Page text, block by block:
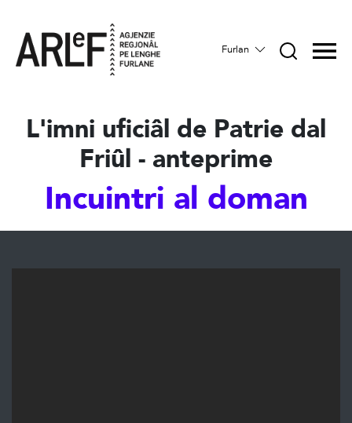
Furlan
L'imni uficiâl de Patrie dal
Friûl - anteprime
Incuintri al doman